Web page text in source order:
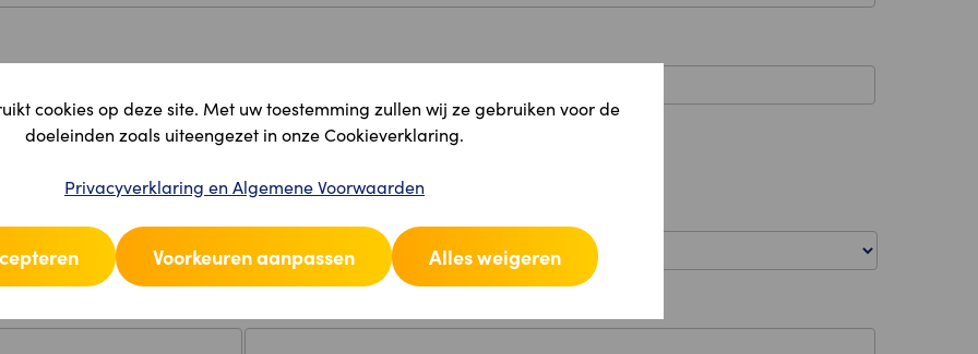
cookies op deze site. Met uw toestemming zullen wij ze gebruiken voor de
doeleinden zoals uiteengezet in onze Cookieverklaring.
Privacyverklaring en Algemene Voorwaarden
Voorkeuren aanpassen Alles weigeren